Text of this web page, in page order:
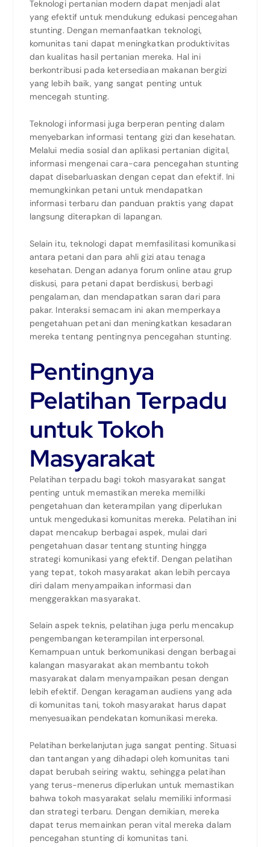
Teknologi pertanian modern dapat menjadi alat
yang efektif untuk mendukung edukasi pencegahan
stunting. Dengan memanfaatkan teknologi,
komunitas tani dapat meningkatkan produktivitas
dan kualitas hasil pertanian mereka. Hal ini
berkontribusi pada ketersediaan makanan bergizi
yang lebih baik, yang sangat penting untuk
mencegah stunting.
Teknologi informasi juga berperan penting dalam
menyebarkan informasi tentang gizi dan kesehatan.
Melalui media sosial dan aplikasi pertanian digital,
informasi mengenai cara-cara pencegahan stunting
dapat disebarluaskan dengan cepat dan efektif. Ini
memungkinkan petani untuk mendapatkan
informasi terbaru dan panduan praktis yang dapat
langsung diterapkan di lapangan.
Selain itu, teknologi dapat memfasilitasi komunikasi
antara petani dan para ahli gizi atau tenaga
kesehatan. Dengan adanya forum online atau grup
diskusi, para petani dapat berdiskusi, berbagi
pengalaman, dan mendapatkan saran dari para
pakar. Interaksi semacam ini akan memperkaya
pengetahuan petani dan meningkatkan kesadaran
mereka tentang pentingnya pencegahan stunting.
Pentingnya
Pelatihan Terpadu
untuk Tokoh
Masyarakat
Pelatihan terpadu bagi tokoh masyarakat sangat
penting untuk memastikan mereka memiliki
pengetahuan dan keterampilan yang diperlukan
untuk mengedukasi komunitas mereka. Pelatihan ini
dapat mencakup berbagai aspek, mulai dari
pengetahuan dasar tentang stunting hingga
strategi komunikasi yang efektif. Dengan pelatihan
yang tepat, tokoh masyarakat akan lebih percaya
diri dalam menyampaikan informasi dan
menggerakkan masyarakat.
Selain aspek teknis, pelatihan juga perlu mencakup
pengembangan keterampilan interpersonal.
Kemampuan untuk berkomunikasi dengan berbagai
kalangan masyarakat akan membantu tokoh
masyarakat dalam menyampaikan pesan dengan
lebih efektif. Dengan keragaman audiens yang ada
di komunitas tani, tokoh masyarakat harus dapat
menyesuaikan pendekatan komunikasi mereka.
Pelatihan berkelanjutan juga sangat penting. Situasi
dan tantangan yang dihadapi oleh komunitas tani
dapat berubah seiring waktu, sehingga pelatihan
yang terus-menerus diperlukan untuk memastikan
bahwa tokoh masyarakat selalu memiliki informasi
dan strategi terbaru. Dengan demikian, mereka
dapat terus memainkan peran vital mereka dalam
pencegahan stunting di komunitas tani.